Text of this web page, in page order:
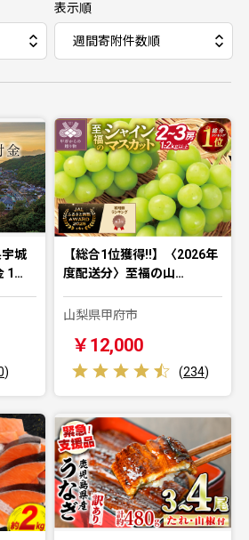
表示順
宇城
1…
)
【総合1位獲得!!】〈2026年
度配送分〉至福の山…
山梨県甲府市
￥12,000
(234)